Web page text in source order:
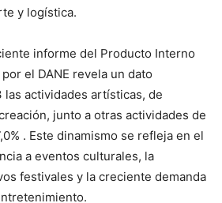
y logística.
informe del Producto Interno
el DANE revela un dato
las actividades artísticas, de
junto a otras actividades de
. Este dinamismo se refleja en el
a eventos culturales, la
festivales y la creciente demanda